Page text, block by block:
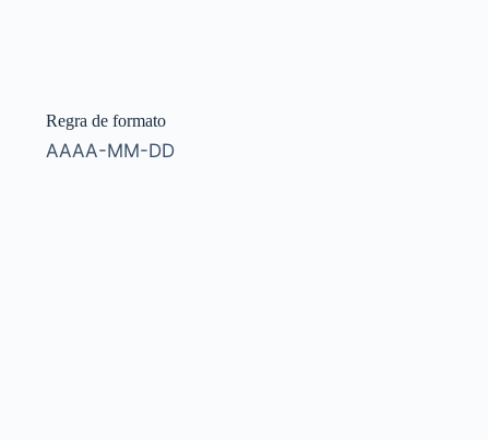
Regra de formato
AAAA-MM-DD